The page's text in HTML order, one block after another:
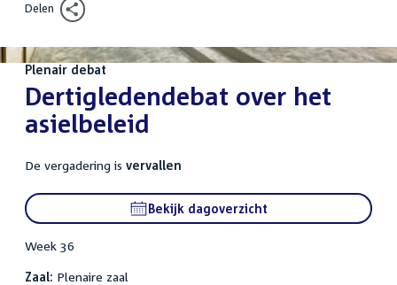
Delen
Plenair debat
:Dertigledendebat over het
asielbeleid
De vergadering is vervallen
Bekijk dagoverzicht
Week 36
Zaal: Plenaire zaal